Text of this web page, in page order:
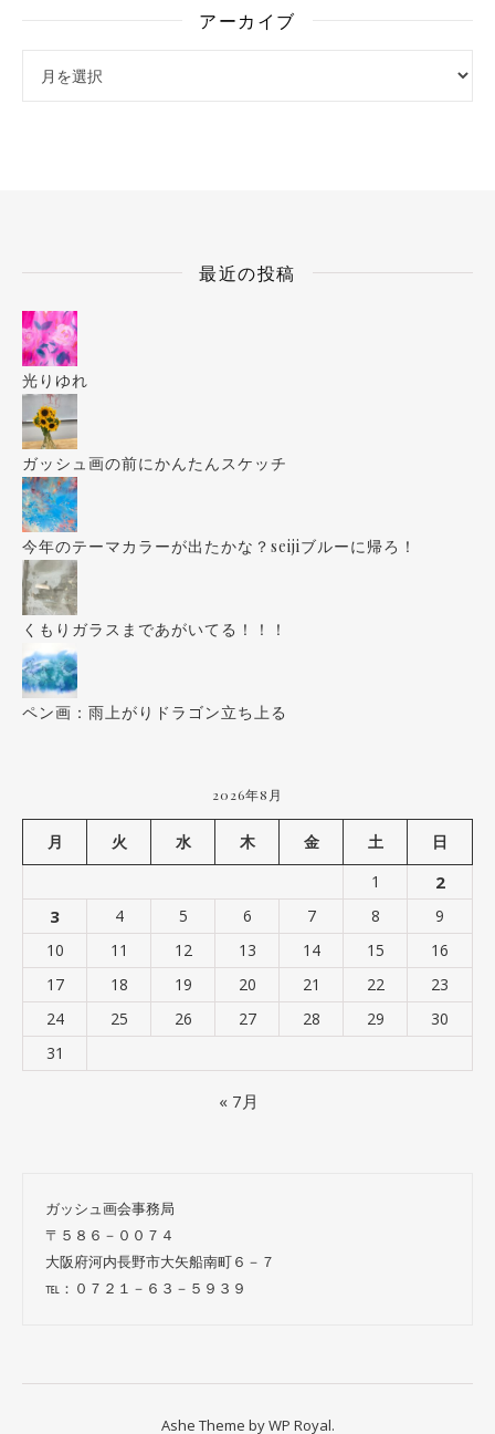
アーカイブ
最近の投稿
光りゆれ
ガッシュ画の前にかんたんスケッチ
今年のテーマカラーが出たかな？seijiブルーに帰ろ！
くもりガラスまであがいてる！！！
ペン画：雨上がりドラゴン立ち上る
2026年8月
月 火 水 木 金 土
日
1
2
3
4 5 6 7 8
9
10
11 12 13 14 15
16
17
18 19 20 21 22
23
24
25 26 27 28 29
30
31
« 7月
ガッシュ画会事務局
〒５８６－００７４
大阪府河内長野市大矢船南町６－７
℡：０７２１－６３－５９３９
Ashe Theme byWP Royal.